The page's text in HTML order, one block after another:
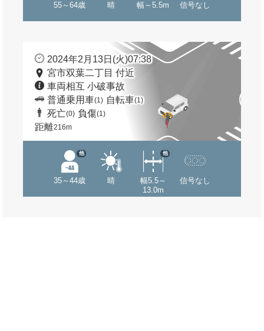
55～64歳 晴 幅～5.5m 信号なし
2024年2月13日(火)07:38
宮市双葉二丁目 付近
車両相互 小破事故
普通乗用車(1) 自転車(1)
死亡(0) 負傷(1)
距離216m
35～44歳
他
晴
幅5.5～
13.0m
他
信号なし